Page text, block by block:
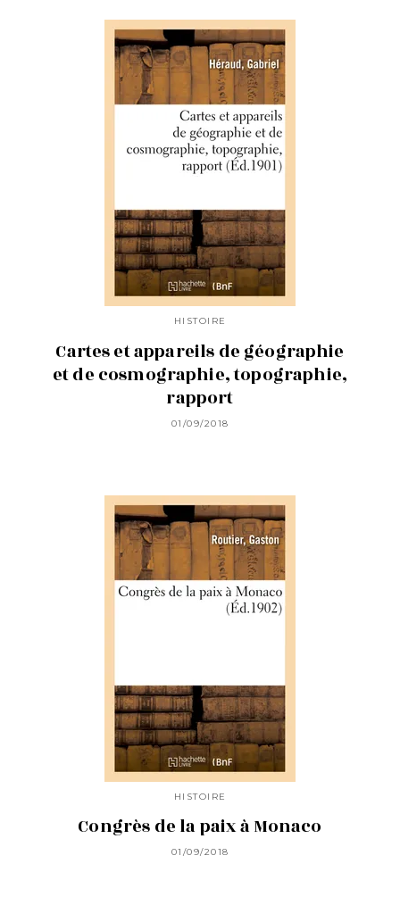
HISTOIRE
Cartes et appareils de géographie
et de cosmographie, topographie,
rapport
01/09/2018
HISTOIRE
Congrès de la paix à Monaco
01/09/2018